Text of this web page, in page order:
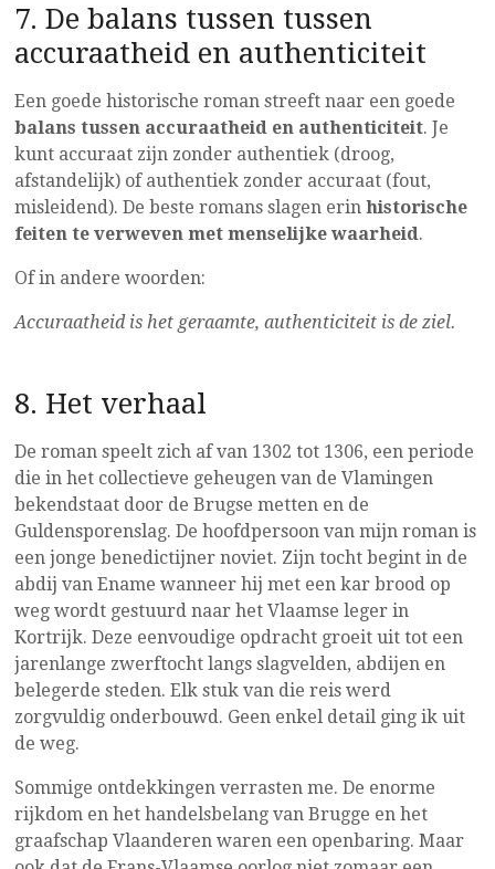
7. De balans tussen tussen
accuraatheid en authenticiteit
Een goede historische roman streeft naar een goede
balans tussen accuraatheid en authenticiteit. Je
kunt accuraat zijn zonder authentiek (droog,
afstandelijk) of authentiek zonder accuraat (fout,
misleidend). De beste romans slagen erin historische
feiten te verweven met menselijke waarheid.
Of in andere woorden:
Accuraatheid is het geraamte, authenticiteit is de ziel.
8. Het verhaal
De roman speelt zich af van 1302 tot 1306, een periode
die in het collectieve geheugen van de Vlamingen
bekendstaat door de Brugse metten en de
Guldensporenslag. De hoofdpersoon van mijn roman is
een jonge benedictijner noviet. Zijn tocht begint in de
abdij van Ename wanneer hij met een kar brood op
weg wordt gestuurd naar het Vlaamse leger in
Kortrijk. Deze eenvoudige opdracht groeit uit tot een
jarenlange zwerftocht langs slagvelden, abdijen en
belegerde steden. Elk stuk van die reis werd
zorgvuldig onderbouwd. Geen enkel detail ging ik uit
de weg.
Sommige ontdekkingen verrasten me. De enorme
rijkdom en het handelsbelang van Brugge en het
graafschap Vlaanderen waren een openbaring. Maar